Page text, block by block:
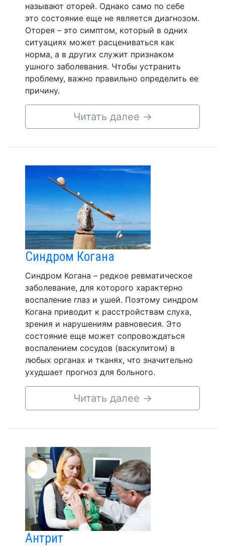
называют оторей. Однако само по себе
это состояние еще не является диагнозом.
Оторея – это симптом, который в одних
ситуациях может расцениваться как
норма, а в других служит признаком
ушного заболевания. Чтобы устранить
проблему, важно правильно определить ее
причину.
Читать далее →
Синдром Когана
Синдром Когана – редкое ревматическое
заболевание, для которого характерно
воспаление глаз и ушей. Поэтому синдром
Когана приводит к расстройствам слуха,
зрения и нарушениям равновесия. Это
состояние еще может сопровождаться
воспалением сосудов (васкулитом) в
любых органах и тканях, что значительно
ухудшает прогноз для больного.
Читать далее →
Антрит